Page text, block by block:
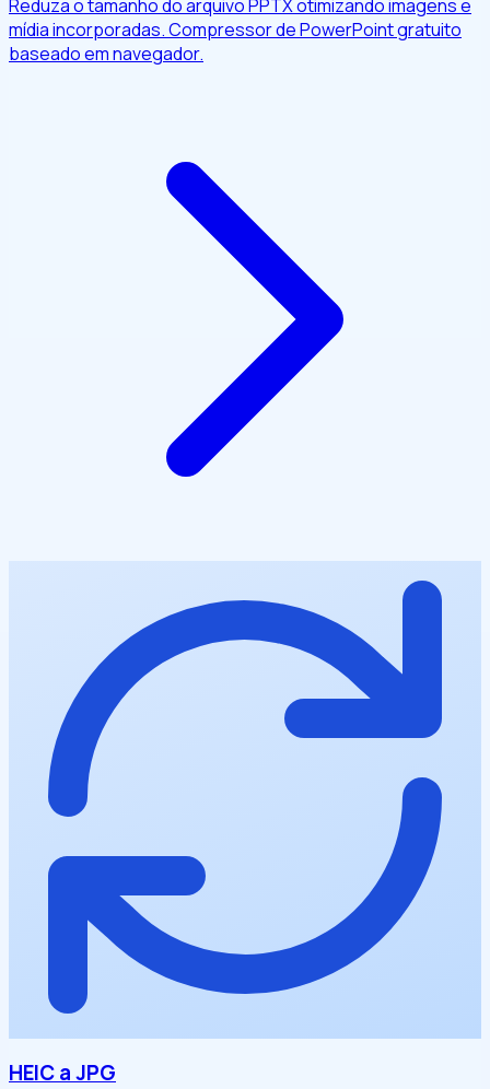
Reduza o tamanho do arquivo PPTX otimizando imagens e
mídia incorporadas. Compressor de PowerPoint gratuito
baseado em navegador.
HEIC a JPG